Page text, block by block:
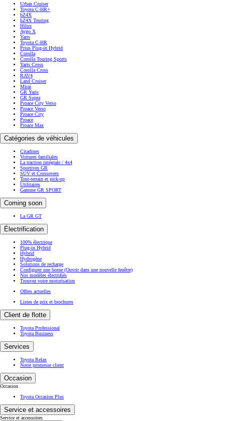
Urban Cruiser
Toyota C-HR+
bZ4X
bZ4X Touring
Hilux
Aygo X
Yaris
Toyota C-HR
Prius Plug-in Hybrid
Corolla
Corolla Touring Sports
Yaris Cross
Corolla Cross
RAV4
Land Cruiser
Mirai
GR Yaris
GR Supra
Proace City Verso
Proace Verso
Proace City
Proace
Proace Max
Catégories de véhicules
Citadines
Voitures familiales
La traction intégrale / 4x4
Sportives GR
SUV et Crossovers
Tout-terrain et pick-up
Utilitaires
Gamme GR SPORT
Coming soon
La GR GT
Électrification
100% électrique
Plug-in Hybrid
Hybrid
Hydrogène
Solutions de recharge
Configurer une borne (Ouvrir dans une nouvelle fenêtre)
Nos modèles électrifiés
Trouvez votre motorisation
Offres actuelles
Listes de prix et brochures
Client de flotte
Toyota Professional
Toyota Business
Services
Toyota Relax
Notre promesse client
Occasion
Occasion
Toyota Occasion Plus
Service et accessoires
Service et accessoires